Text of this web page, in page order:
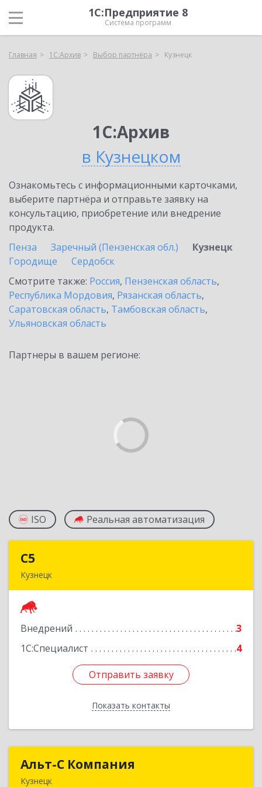
1С:Предприятие 8
Система программ
Главная 1С:Архив Выбор партнёра Кузнецк
1С:Архив
в Кузнецком
Ознакомьтесь с информационными карточками,
выберите партнёра и отправьте заявку на
консультацию, приобретение или внедрение
продукта.
Пенза
Заречный (Пензенская обл.)
Кузнецк
Городище
Сердобск
Смотрите также: Россия, Пензенская область,
Республика Мордовия, Рязанская область,
Саратовская область, Тамбовская область,
Ульяновская область
Партнеры в вашем регионе:
ISO Реальная автоматизация
С5
Кузнецк
Внедрений
3
1С:Специалист
4
Отправить заявку
Показать контакты
Подробнее
Отправить заявку
Назад
Альт-С Компания
Кузнецк
Альт-С Компания